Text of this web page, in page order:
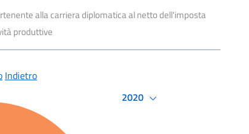
alla carriera diplomatica al netto dell'imposta
produttive
Indietro
2020